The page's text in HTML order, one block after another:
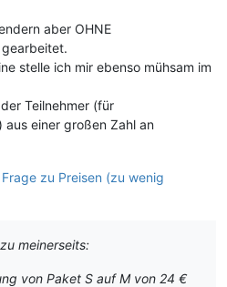
aber OHNE
stelle ich mir ebenso mühsam im
Teilnehmer (für
einer großen Zahl an
zu Preisen (zu wenig
meinerseits:
von Paket S auf M von 24 €